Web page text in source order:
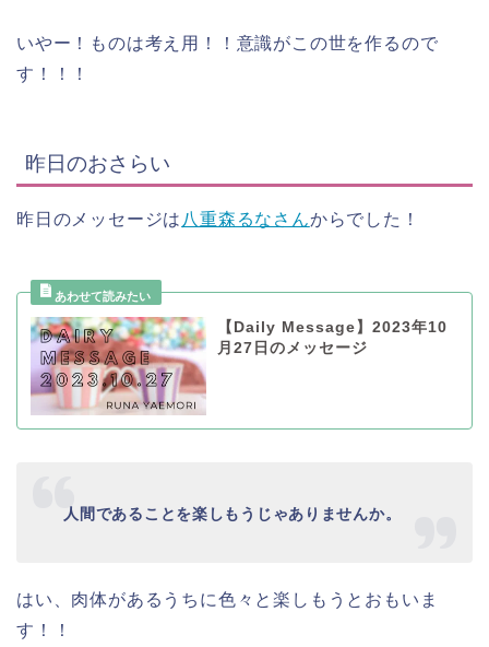
いやー！ものは考え用！！意識がこの世を作るので
す！！！
昨日のおさらい
昨日のメッセージは 八重森るなさんからでした！
【Daily Message】2023年10
月27日のメッセージ
人間であることを楽しもうじゃありませんか。
はい、肉体があるうちに色々と楽しもうとおもいま
す！！